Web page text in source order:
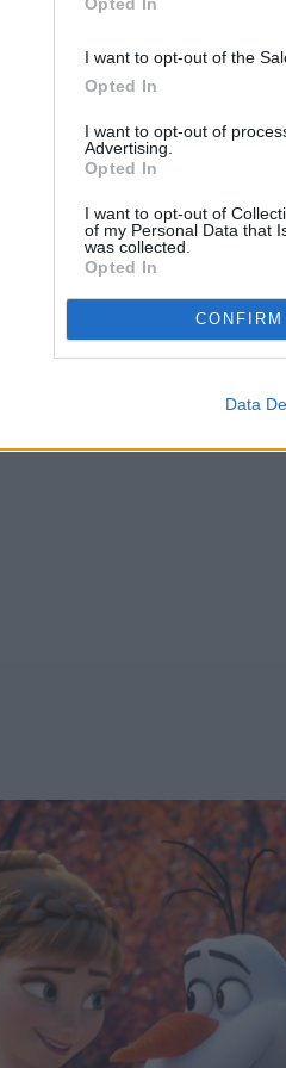
I want to opt-out of the
Opted In
I want to opt-out of
Advertising.
Opted In
I want to opt-out of
of my Personal Data that
was collected.
Opted In
CONFIRM
Data